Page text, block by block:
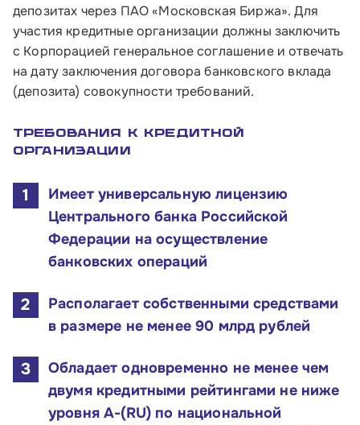
депозитах через ПАО «Московская Биржа». Для
участия кредитные организации должны заключить
с Корпорацией генеральное соглашение и отвечать
на дату заключения договора банковского вклада
(депозита) совокупности требований.
Требования к кредитной
организации
Имеет универсальную лицензию
Центрального банка Российской
Федерации на осуществление
банковских операций
Располагает собственными средствами
в размере не менее 90 млрд рублей
Обладает одновременно не менее чем
двумя кредитными рейтингами не ниже
уровня A-(RU) по национальной